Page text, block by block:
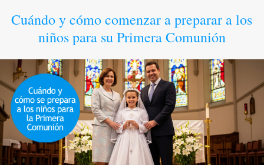
Cuándo y cómo comenzar a preparar a los
niños para su Primera Comunión